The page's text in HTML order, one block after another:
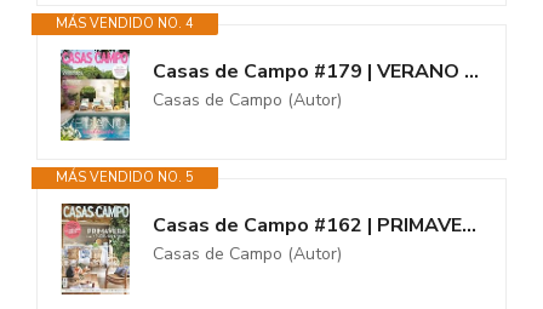
MÁS VENDIDO NO. 4
Casas de Campo #179 | VERANO RADIANTE
Casas de Campo (Autor)
MÁS VENDIDO NO. 5
Casas de Campo #162 | PRIMAVERA EN EL CAMPO
Casas de Campo (Autor)